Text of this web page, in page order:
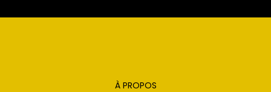
À PROPOS